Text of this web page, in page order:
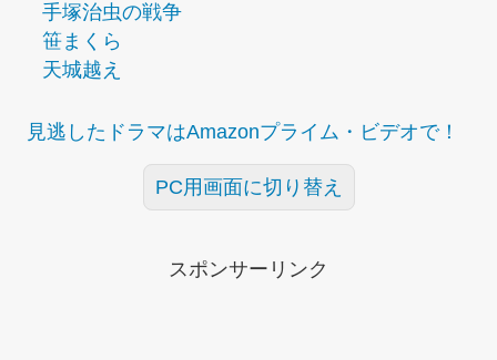
手塚治虫の戦争
笹まくら
天城越え
見逃したドラマはAmazonプライム・ビデオで！
PC用画面に切り替え
スポンサーリンク